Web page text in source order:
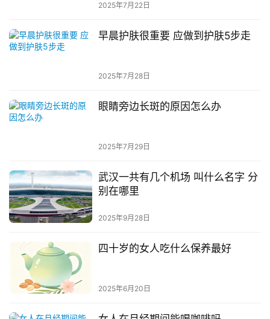
2025年7月22日
早晨护肤很重要 应做到护肤5步走
2025年7月28日
眼睛旁边长斑的原因怎么办
2025年7月29日
武汉一共有几个机场 叫什么名字 分
别在哪里
2025年9月28日
四十岁的女人吃什么保养最好
2025年6月20日